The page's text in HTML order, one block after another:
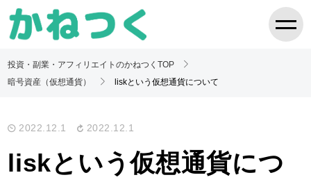
投資・副業・アフィリエイトのかねつくTOP
暗号資産（仮想通貨）
liskという仮想通貨について
2022.12.1 2022.12.1
liskという仮想通貨につ